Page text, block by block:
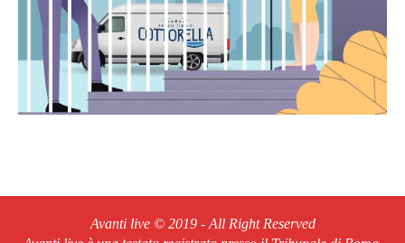
Avanti live © 2019 - All Right Reserved